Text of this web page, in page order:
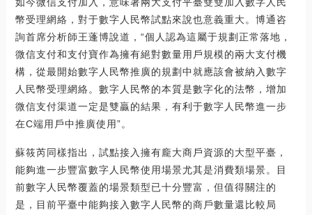
幣受理網絡，對于數字人民幣試點來說也意義重大。博通咨
詢首席分析師王蓬博說道，“個人認為這屬于規劃正常落地，
微信支付和支付寶作為擁有絕對數量用戶規模的兩大支付機
構，從最開始數字人民幣推廣的規劃中就應該會被納入數字
人民幣受理網絡。數字人民幣的本質是數字化的法幣，增加
微信支付渠道一定是雙贏的結果，有利于數字人民幣進一步
在C端用戶中推廣使用”。
蘇筱芮同樣指出，試點接入擁有龐大商戶資源的大型平臺，
能夠進一步豐富數字人民幣使用場景尤其是消費類場景。目
前數字人民幣覆蓋的場景類型已十分豐富，但值得關注的
是，目前平臺中能夠接入數字人民幣的商戶數量還比較局